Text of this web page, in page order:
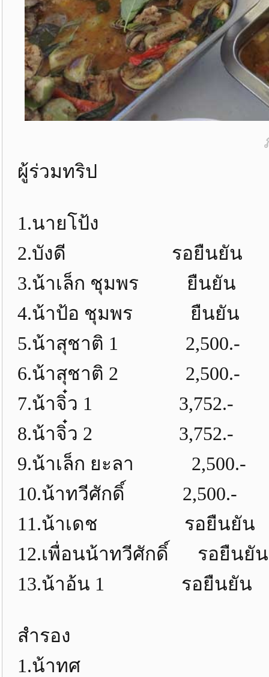
ผู้ร่วมทริป
1.นายโป้ง
2.บังดี รอยืนยัน
3.น้าเล็ก ชุมพร ยืนยัน
4.น้าป้อ ชุมพร ยืนยัน
5.น้าสุชาติ 1 2,500.-
6.น้าสุชาติ 2 2,500.-
7.น้าจิ๋ว 1 3,752.-
8.น้าจิ๋ว 2 3,752.-
9.น้าเล็ก ยะลา 2,500.-
10.น้าทวีศักดิ์ 2,500.-
11.น้าเดช รอยืนยัน
12.เพื่อนน้าทวีศักดิ์ รอยืนยัน
13.น้าอ้น 1 รอยืนยัน
สำรอง
1.น้าทศ